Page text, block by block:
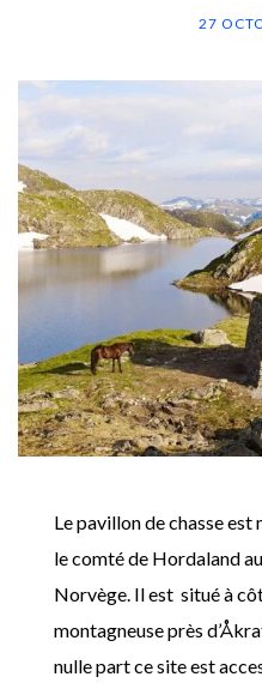
27
Le pavillon de chasse
le comté de Hordaland
Norvège. Il est situé à
montagneuse près
nulle part ce site est